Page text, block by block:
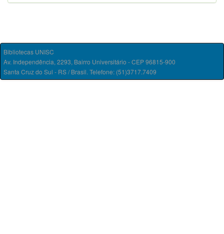
Bibliotecas UNISC
Av. Independência, 2293, Bairro Universitário - CEP 96815-900
Santa Cruz do Sul - RS / Brasil. Telefone: (51)3717.7409